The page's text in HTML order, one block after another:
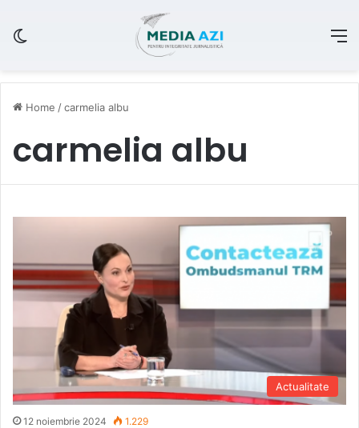
Home /carmelia albu
carmelia albu
Actualitate
12 noiembrie 2024 1.229